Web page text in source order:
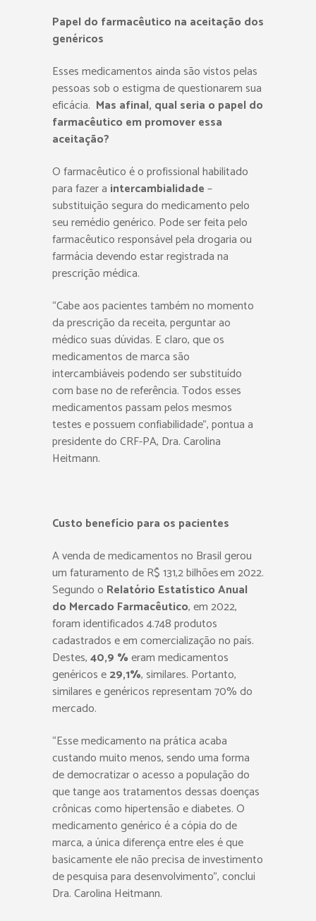
Papel do farmacêutico na aceitação dos
genéricos
Esses medicamentos ainda são vistos pelas
pessoas sob o estigma de questionarem sua
eficácia. Mas afinal, qual seria o papel do
farmacêutico em promover essa
aceitação?
O farmacêutico é o profissional habilitado
para fazer a intercambialidade–
substituição segura do medicamento pelo
seu remédio genérico. Pode ser feita pelo
farmacêutico responsável pela drogaria ou
farmácia devendo estar registrada na
prescrição médica.
“Cabe aos pacientes também no momento
da prescrição da receita, perguntar ao
médico suas dúvidas. E claro, que os
medicamentos de marca são
intercambiáveis podendo ser substituído
com base no de referência. Todos esses
medicamentos passam pelos mesmos
testes e possuem confiabilidade”, pontua a
presidente do CRF-PA, Dra. Carolina
Heitmann.
Custo benefício para os pacientes
A venda de medicamentos no Brasil gerou
um faturamento de R$ 131,2 bilhões em 2022.
Segundo o Relatório Estatístico Anual
do Mercado Farmacêutico, em 2022,
foram identificados 4.748 produtos
cadastrados e em comercialização no país.
Destes,40,9 %eram medicamentos
genéricos e29,1%, similares. Portanto,
similares e genéricos representam 70% do
mercado.
“Esse medicamento na prática acaba
custando muito menos, sendo uma forma
de democratizar o acesso a população do
que tange aos tratamentos dessas doenças
crônicas como hipertensão e diabetes. O
medicamento genérico é a cópia do de
marca, a única diferença entre eles é que
basicamente ele não precisa de investimento
de pesquisa para desenvolvimento”, conclui
Dra. Carolina Heitmann.